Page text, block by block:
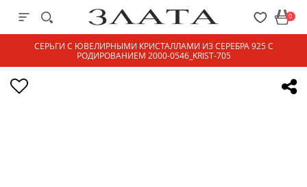
0
СЕРЬГИ С ЮВЕЛИРНЫМИ КРИСТАЛЛАМИ ИЗ СЕРЕБРА 925 С
РОДИРОВАНИЕМ 2000-0546_KRIST-705